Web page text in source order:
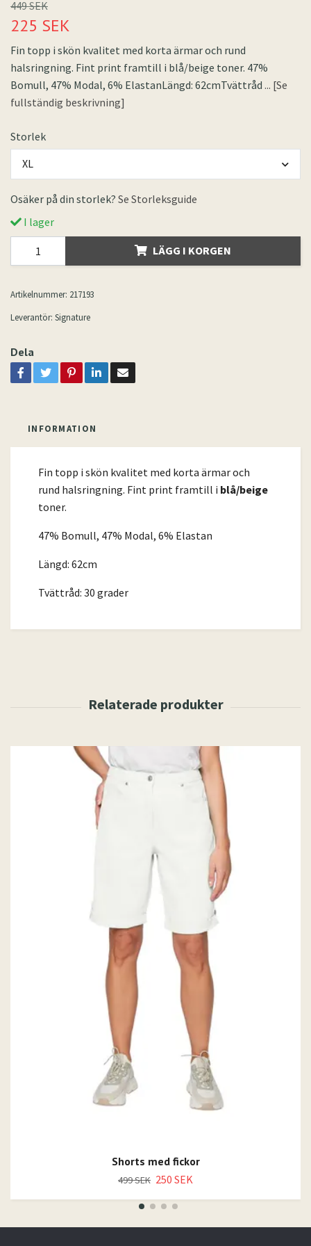
449 SEK
225 SEK
Fin topp i skön kvalitet med korta ärmar och rund
halsringning. Fint print framtill i blå/beige toner. 47%
Bomull, 47% Modal, 6% ElastanLängd: 62cmTvättråd ... [Se
fullständig beskrivning]
Storlek
XL
Osäker på din storlek? Se Storleksguide
I lager
LÄGG I KORGEN
Artikelnummer: 217193
Leverantör: Signature
Dela
INFORMATION
Fin topp i skön kvalitet med korta ärmar och
rund halsringning. Fint print framtill i blå/beige
toner.
47% Bomull, 47% Modal, 6% Elastan
Längd: 62cm
Tvättråd: 30 grader
Shorts med fickor
499 SEK 250 SEK